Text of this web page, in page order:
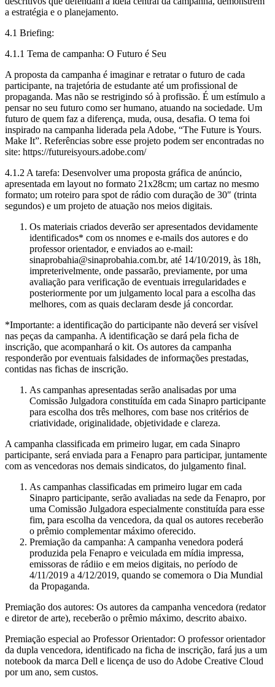
a estratégia e o planejamento.
4.1 Briefing:
4.1.1 Tema de campanha: O Futuro é Seu
A proposta da campanha é imaginar e retratar o futuro de cada
participante, na trajetória de estudante até um profissional de
propaganda. Mas não se restrigindo só à profissão. É um estímulo a
pensar no seu futuro como ser humano, atuando na sociedade. Um
futuro de quem faz a diferença, muda, ousa, desafia. O tema foi
inspirado na campanha liderada pela Adobe, “The Future is Yours.
Make It”. Referências sobre esse projeto podem ser encontradas no
site: https://futureisyours.adobe.com/
4.1.2 A tarefa: Desenvolver uma proposta gráfica de anúncio,
apresentada em layout no formato 21x28cm; um cartaz no mesmo
formato; um roteiro para spot de rádio com duração de 30″ (trinta
segundos) e um projeto de atuação nos meios digitais.
Os materiais criados deverão ser apresentados devidamente
identificados* com os nnomes e e-mails dos autores e do
professor orientador, e enviados ao e-mail:
sinaprobahia@sinaprobahia.com.br, até 14/10/2019, às 18h,
impreterivelmente, onde passarão, previamente, por uma
avaliação para verificação de eventuais irregularidades e
posteriormente por um julgamento local para a escolha das
melhores, com as quais declaram desde já concordar.
*Importante: a identificação do participante não deverá ser visível
nas peças da campanha. A identificação se dará pela ficha de
inscrição, que acompanhará o kit. Os autores da campanha
responderão por eventuais falsidades de informações prestadas,
contidas nas fichas de inscrição.
As campanhas apresentadas serão analisadas por uma
Comissão Julgadora constituída em cada Sinapro participante
para escolha dos três melhores, com base nos critérios de
criatividade, originalidade, objetividade e clareza.
A campanha classificada em primeiro lugar, em cada Sinapro
participante, será enviada para a Fenapro para participar, juntamente
com as vencedoras nos demais sindicatos, do julgamento final.
As campanhas classificadas em primeiro lugar em cada
Sinapro participante, serão avaliadas na sede da Fenapro, por
uma Comissão Julgadora especialmente constituída para esse
fim, para escolha da vencedora, da qual os autores receberão
o prêmio complementar máximo oferecido.
Premiação da campanha: A campanha venedora poderá
produzida pela Fenapro e veiculada em mídia impressa,
emissoras de rádiio e em meios digitais, no período de
4/11/2019 a 4/12/2019, quando se comemora o Dia Mundial
da Propaganda.
Premiação dos autores: Os autores da campanha vencedora (redator
e diretor de arte), receberão o prêmio máximo, descrito abaixo.
Premiação especial ao Professor Orientador: O professor orientador
da dupla vencedora, identificado na ficha de inscrição, fará jus a um
notebook da marca Dell e licença de uso do Adobe Creative Cloud
por um ano, sem custos.